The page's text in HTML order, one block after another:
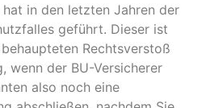
in den letzten Jahren der
geführt. Dieser ist
Rechtsverstoß
wenn der BU-Versicherer
also noch eine